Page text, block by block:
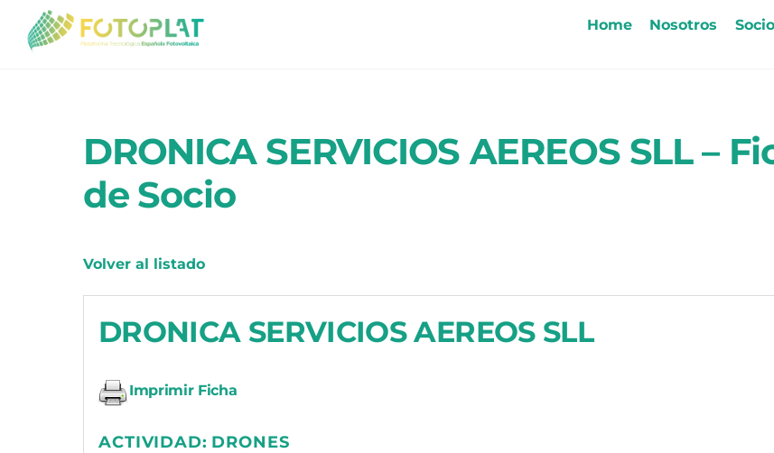
content
Home Nosotros
DRONICA SERVICIOS AEREOS SLL –
de Socio
Volver al listado
DRONICA SERVICIOS AEREOS SLL
Imprimir Ficha
ACTIVIDAD: DRONES